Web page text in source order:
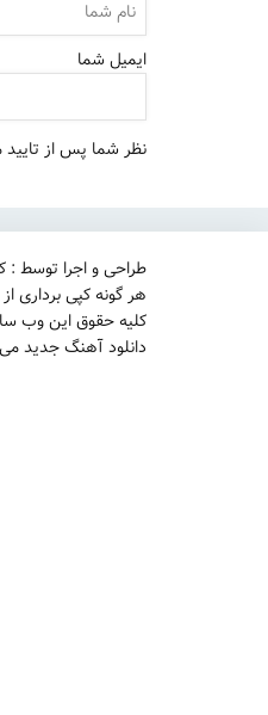
ایمیل شما
نظر شما پس از
طراحی و اجرا توسط :
هر گونه کپی برداری
کلیه حقوق این وب
دانلود آهنگ جدید